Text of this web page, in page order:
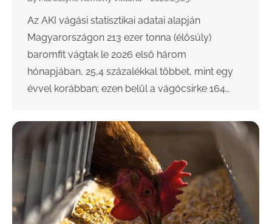
Az AKI vágási statisztikai adatai alapján
Magyarországon 213 ezer tonna (élősúly)
baromfit vágtak le 2026 első három
hónapjában, 25,4 százalékkal többet, mint egy
évvel korábban; ezen belül a vágócsirke 164…